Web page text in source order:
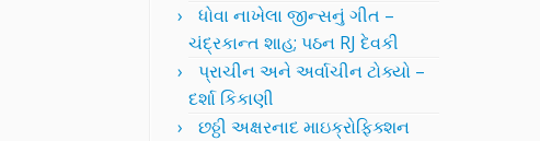
ધોવા નાખેલા જીન્સનું ગીત –
ચંદ્રકાન્ત શાહ; પઠન RJ દેવકી
પ્રાચીન અને અર્વાચીન ટોક્યો –
દર્શા કિકાણી
છઠ્ઠી અક્ષરનાદ માઇક્રોફિક્શન